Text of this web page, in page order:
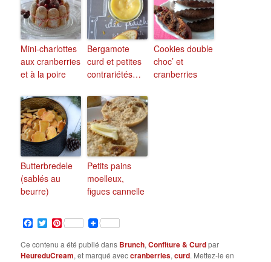
Mini-charlottes
aux cranberries
et à la poire
Bergamote
curd et petites
contrariétés…
Cookies double
choc’ et
cranberries
Butterbredele
(sablés au
beurre)
Petits pains
moelleux,
figues cannelle
Facebook
TwitterPinterest
Ce contenu a été publié dans Brunch,Confiture & Curdpar
HeureduCream, et marqué aveccranberries,curd. Mettez-le en